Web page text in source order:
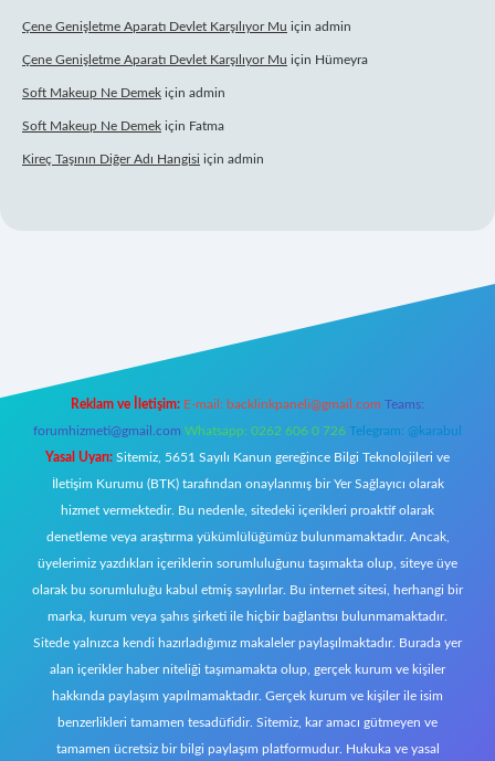
Çene Genişletme Aparatı Devlet Karşılıyor Mu için admin
Çene Genişletme Aparatı Devlet Karşılıyor Mu için Hümeyra
Soft Makeup Ne Demek için admin
Soft Makeup Ne Demek için Fatma
Kireç Taşının Diğer Adı Hangisi için admin
Reklam ve İletişim: E-mail: backlinkpaneli@gmail.com Teams:
forumhizmeti@gmail.com Whatsapp: 0262 606 0 726 Telegram: @karabul
Yasal Uyarı: Sitemiz, 5651 Sayılı Kanun gereğince Bilgi Teknolojileri ve
İletişim Kurumu (BTK) tarafından onaylanmış bir Yer Sağlayıcı olarak
hizmet vermektedir. Bu nedenle, sitedeki içerikleri proaktif olarak
denetleme veya araştırma yükümlülüğümüz bulunmamaktadır. Ancak,
üyelerimiz yazdıkları içeriklerin sorumluluğunu taşımakta olup, siteye üye
olarak bu sorumluluğu kabul etmiş sayılırlar. Bu internet sitesi, herhangi bir
marka, kurum veya şahıs şirketi ile hiçbir bağlantısı bulunmamaktadır.
Sitede yalnızca kendi hazırladığımız makaleler paylaşılmaktadır. Burada yer
alan içerikler haber niteliği taşımamakta olup, gerçek kurum ve kişiler
hakkında paylaşım yapılmamaktadır. Gerçek kurum ve kişiler ile isim
benzerlikleri tamamen tesadüfidir. Sitemiz, kar amacı gütmeyen ve
tamamen ücretsiz bir bilgi paylaşım platformudur. Hukuka ve yasal